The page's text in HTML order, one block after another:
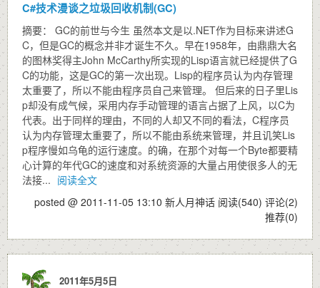
C#技术漫谈之垃圾回收机制(GC)
摘要： GC的前世与今生 虽然本文是以.NET作为目标来讲述G
C，但是GC的概念并非才诞生不久。早在1958年，由鼎鼎大名
的图林奖得主John McCarthy所实现的Lisp语言就已经提供了G
C的功能，这是GC的第一次出现。Lisp的程序员认为内存管理
太重要了，所以不能由程序员自己来管理。 但后来的日子里Lis
p却没有成气候，采用内存手动管理的语言占据了上风，以C为
代表。出于同样的理由，不同的人却又不同的看法，C程序员
认为内存管理太重要了，所以不能由系统来管理，并且讥笑Lis
p程序慢如乌龟的运行速度。的确，在那个对每一个Byte都要精
心计算的年代GC的速度和对系统资源的大量占用使很多人的无
法接... 阅读全文
posted @ 2011-11-05 13:10 新人月神话 阅读(540) 评论(2)
推荐(0)
2011年5月5日